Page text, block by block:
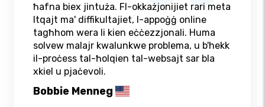
ħafna biex jintuża. Fl-okkażjonijiet rari meta
ltqajt ma' diffikultajiet, l-appoġġ online
tagħhom wera li kien eċċezzjonali. Huma
solvew malajr kwalunkwe problema, u b'hekk
il-proċess tal-ħolqien tal-websajt sar bla
xkiel u pjaċevoli.
Bobbie Menneg